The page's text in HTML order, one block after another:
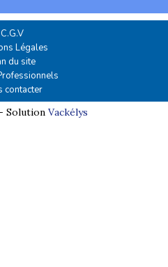
C.G.V
Légales
du site
contacter
Solution Vackélys